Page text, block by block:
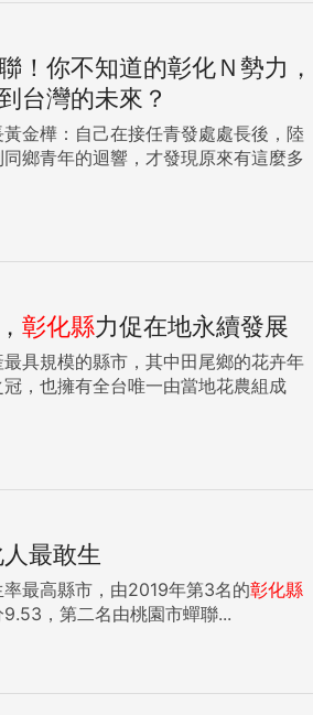
！你不知道的彰化Ｎ勢力，
台灣的未來？
金樺：自己在接任青發處處長後，陸
鄉青年的迴響，才發現原來有這麼多
彰化縣力促在地永續發展
具規模的縣市，其中田尾鄉的花卉年
，也擁有全台唯一由當地花農組成
最敢生
最高縣市，由2019年第3名的彰化縣
，第二名由桃園市蟬聯...